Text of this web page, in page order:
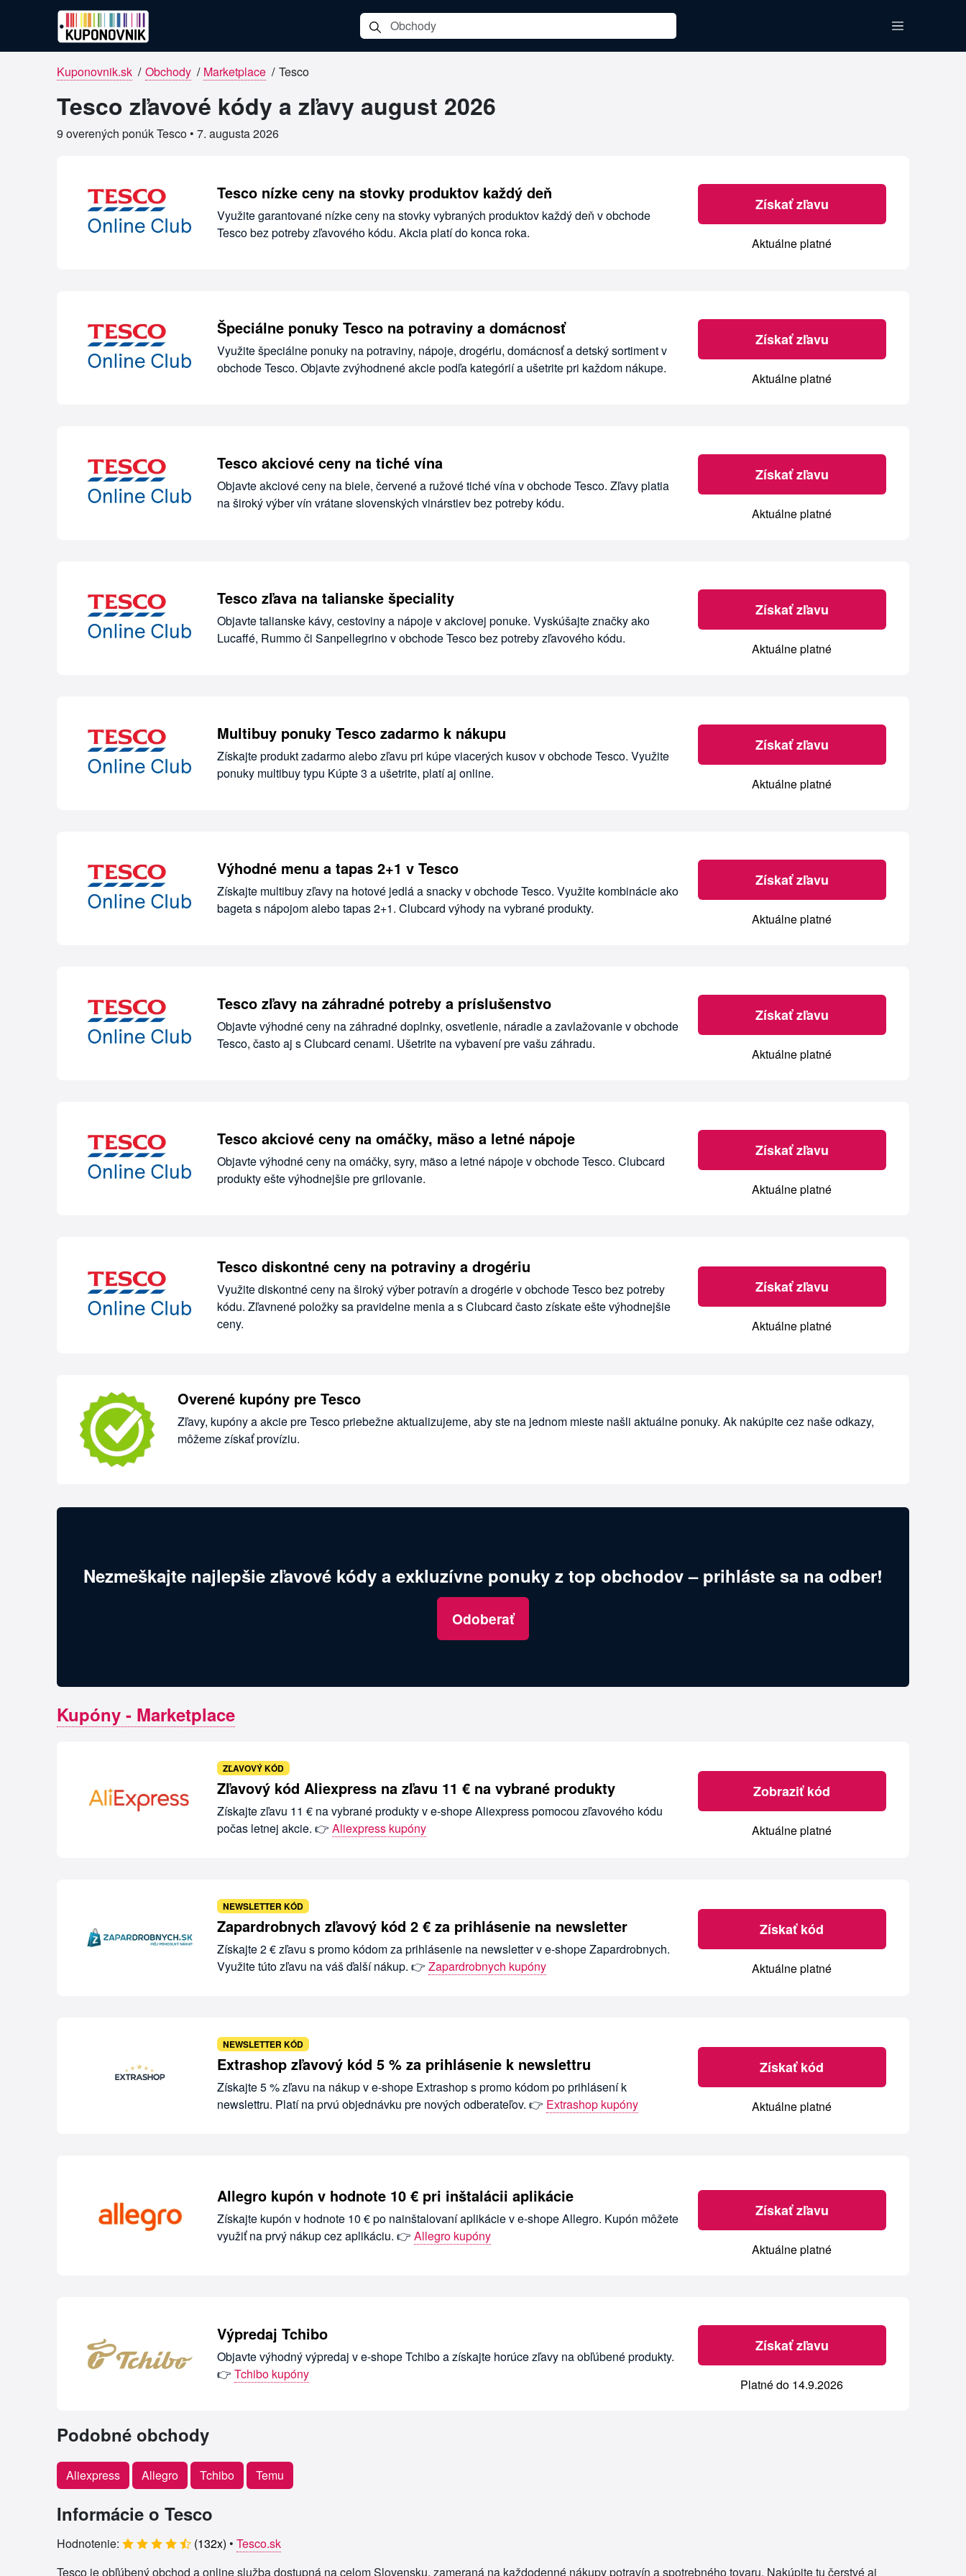
Kuponovnik.sk / Obchody / Marketplace / Tesco
Tesco zľavové kódy a zľavy august 2026
9 overených ponúk Tesco • 7. augusta 2026
Overené kupóny pre Tesco
Tesco nízke ceny na stovky produktov každý deň
Využite garantované nízke ceny na stovky vybraných produktov každý deň v obchode
Tesco bez potreby zľavového kódu. Akcia platí do konca roka.
Získať zľavu
Aktuálne platné
Špeciálne ponuky Tesco na potraviny a domácnosť
Využite špeciálne ponuky na potraviny, nápoje, drogériu, domácnosť a detský sortiment v
obchode Tesco. Objavte zvýhodnené akcie podľa kategórií a ušetrite pri každom nákupe.
Získať zľavu
Aktuálne platné
Tesco akciové ceny na tiché vína
Objavte akciové ceny na biele, červené a ružové tiché vína v obchode Tesco. Zľavy platia
na široký výber vín vrátane slovenských vinárstiev bez potreby kódu.
Získať zľavu
Aktuálne platné
Tesco zľava na talianske špeciality
Objavte talianske kávy, cestoviny a nápoje v akciovej ponuke. Vyskúšajte značky ako
Lucaffé, Rummo či Sanpellegrino v obchode Tesco bez potreby zľavového kódu.
Získať zľavu
Aktuálne platné
Multibuy ponuky Tesco zadarmo k nákupu
Získajte produkt zadarmo alebo zľavu pri kúpe viacerých kusov v obchode Tesco. Využite
ponuky multibuy typu Kúpte 3 a ušetrite, platí aj online.
Získať zľavu
Aktuálne platné
Výhodné menu a tapas 2+1 v Tesco
Získajte multibuy zľavy na hotové jedlá a snacky v obchode Tesco. Využite kombinácie ako
bageta s nápojom alebo tapas 2+1. Clubcard výhody na vybrané produkty.
Získať zľavu
Aktuálne platné
Tesco zľavy na záhradné potreby a príslušenstvo
Objavte výhodné ceny na záhradné doplnky, osvetlenie, náradie a zavlažovanie v obchode
Tesco, často aj s Clubcard cenami. Ušetrite na vybavení pre vašu záhradu.
Získať zľavu
Aktuálne platné
Tesco akciové ceny na omáčky, mäso a letné nápoje
Objavte výhodné ceny na omáčky, syry, mäso a letné nápoje v obchode Tesco. Clubcard
produkty ešte výhodnejšie pre grilovanie.
Získať zľavu
Aktuálne platné
Tesco diskontné ceny na potraviny a drogériu
Využite diskontné ceny na široký výber potravín a drogérie v obchode Tesco bez potreby
kódu. Zľavnené položky sa pravidelne menia a s Clubcard často získate ešte výhodnejšie
ceny.
Získať zľavu
Aktuálne platné
Overené kupóny pre Tesco
Zľavy, kupóny a akcie pre Tesco priebežne aktualizujeme, aby ste na jednom mieste našli aktuálne ponuky. Ak nakúpite cez naše odkazy,
môžeme získať províziu.
Nezmeškajte najlepšie zľavové kódy a exkluzívne ponuky z top obchodov – prihláste sa na odber!
Odoberať
Kupóny - Marketplace
ZĽAVOVÝ KÓD
Zľavový kód Aliexpress na zľavu 11 € na vybrané produkty
Získajte zľavu 11 € na vybrané produkty v e-shope Aliexpress pomocou zľavového kódu
počas letnej akcie. 👉 Aliexpress kupóny
Zobraziť kód
Aktuálne platné
NEWSLETTER KÓD
Zapardrobnych zľavový kód 2 € za prihlásenie na newsletter
Získajte 2 € zľavu s promo kódom za prihlásenie na newsletter v e-shope Zapardrobnych.
Využite túto zľavu na váš ďalší nákup. 👉 Zapardrobnych kupóny
Získať kód
Aktuálne platné
NEWSLETTER KÓD
Extrashop zľavový kód 5 % za prihlásenie k newslettru
Získajte 5 % zľavu na nákup v e-shope Extrashop s promo kódom po prihlásení k
newslettru. Platí na prvú objednávku pre nových odberateľov. 👉 Extrashop kupóny
Získať kód
Aktuálne platné
Allegro kupón v hodnote 10 € pri inštalácii aplikácie
Získajte kupón v hodnote 10 € po nainštalovaní aplikácie v e-shope Allegro. Kupón môžete
využiť na prvý nákup cez aplikáciu. 👉 Allegro kupóny
Získať zľavu
Aktuálne platné
Výpredaj Tchibo
Objavte výhodný výpredaj v e-shope Tchibo a získajte horúce zľavy na obľúbené produkty.
👉 Tchibo kupóny
Získať zľavu
Platné do 14.9.2026
Podobné obchody
Aliexpress Allegro Tchibo Temu
Informácie o Tesco
Hodnotenie: (132x) • Tesco.sk
Tesco je obľúbený obchod a online služba dostupná na celom Slovensku, zameraná na každodenné nákupy potravín a spotrebného tovaru. Nakúpite tu čerstvé aj